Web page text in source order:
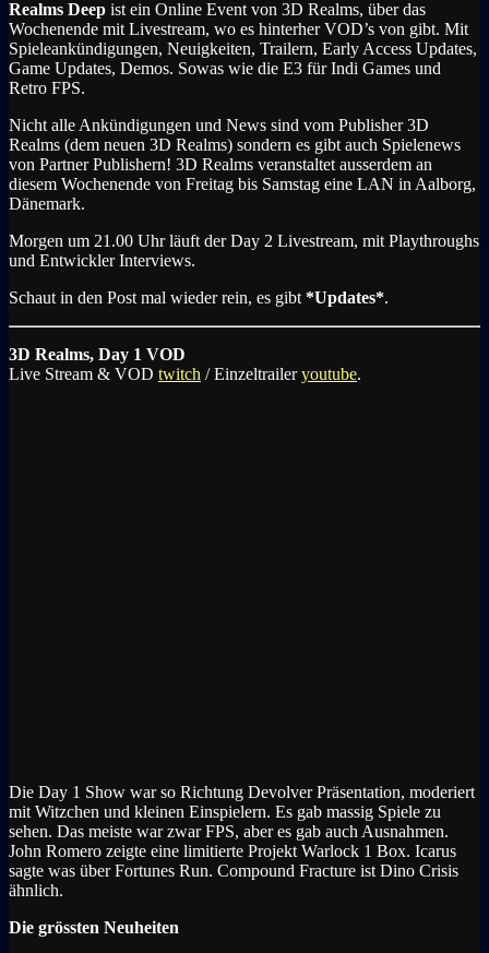
Realms Deep ist ein Online Event von 3D Realms, über das
Wochenende mit Livestream, wo es hinterher VOD’s von gibt. Mit
Spieleankündigungen, Neuigkeiten, Trailern, Early Access Updates,
Game Updates, Demos. Sowas wie die E3 für Indi Games und
Retro FPS.
Nicht alle Ankündigungen und News sind vom Publisher 3D
Realms (dem neuen 3D Realms) sondern es gibt auch Spielenews
von Partner Publishern! 3D Realms veranstaltet ausserdem an
diesem Wochenende von Freitag bis Samstag eine LAN in Aalborg,
Dänemark.
Morgen um 21.00 Uhr läuft der Day 2 Livestream, mit Playthroughs
und Entwickler Interviews.
Schaut in den Post mal wieder rein, es gibt *Updates*.
3D Realms, Day 1 VOD
Live Stream & VOD twitch / Einzeltraileryoutube.
Die Day 1 Show war so Richtung Devolver Präsentation, moderiert
mit Witzchen und kleinen Einspielern. Es gab massig Spiele zu
sehen. Das meiste war zwar FPS, aber es gab auch Ausnahmen.
John Romero zeigte eine limitierte Projekt Warlock 1 Box. Icarus
sagte was über Fortunes Run. Compound Fracture ist Dino Crisis
ähnlich.
Die grössten Neuheiten